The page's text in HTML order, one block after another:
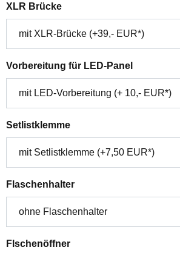
XLR Brückeauswählen
Vorbereitung für LED-Panelauswählen
Setlistklemmeauswählen
Flaschenhalterauswählen
Flschenöffnerauswählen